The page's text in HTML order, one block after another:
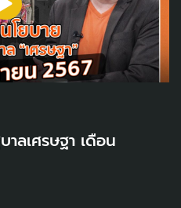
ลเศรษฐา เดือน